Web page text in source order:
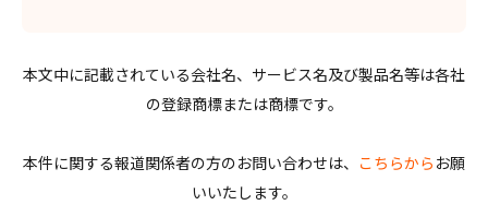
本文中に記載されている会社名、サービス名及び製品名等は各社
の登録商標または商標です。
本件に関する報道関係者の方のお問い合わせは、 こちらから お願
いいたします。